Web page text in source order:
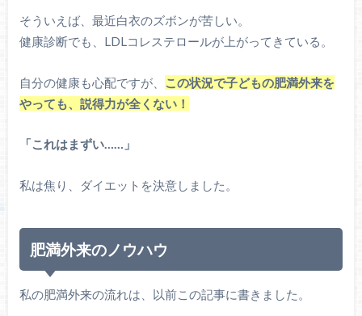
そういえば、最近白衣のズボンが苦しい。
健康診断でも、LDLコレステロールが上がってきている。
自分の健康も心配ですが、 この状況で子どもの肥満外来を
やっても、説得力が全くない！
「これはまずい……」
私は焦り、ダイエットを決意しました。
肥満外来のノウハウ
私の肥満外来の流れは、以前この記事に書きました。